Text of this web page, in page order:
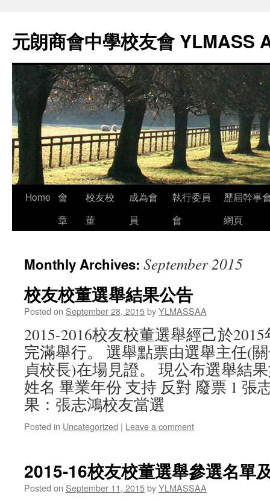
元朗商會中學校友會 YLMASS
Skip
Home 會
章
校友校
董
成為會
員
執行委員
會
歷屆幹事
網頁
Monthly Archives: September 2015
校友校董選舉結果公告
Posted on September 28, 2015byYLMASSAA
2015-2016校友校董選舉經己於
完滿舉行。 選舉點票由選舉主任(
貞校長)在場見證。 現公布選舉結
姓名 畢業年份 支持 反對 廢票 1 張
果：張志鴻校友當選
Posted in Uncategorized | Leave a comment
2015-16校友校董選舉參選名單
Posted on September 11, 2015byYLMASSAA